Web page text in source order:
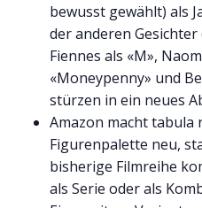
bewusst gewählt) als
der anderen
Fiennes als «M»,
«Moneypenny» und
stürzen in ein neues
Amazon macht tabula
Figurenpalette neu,
bisherige Filmreihe
als Serie oder als